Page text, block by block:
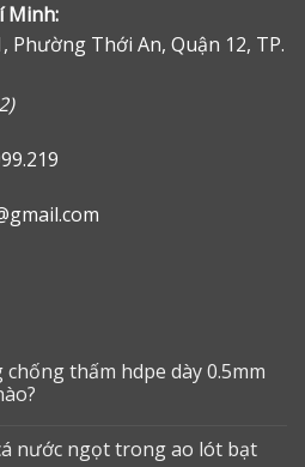
Minh:
Phường Thới An, Quận 12, TP.
thấm hdpe dày 0.5mm
nước ngọt trong ao lót bạt